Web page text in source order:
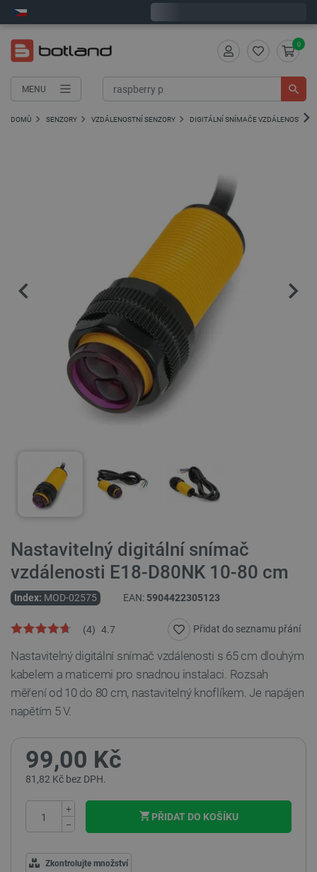
MENU
0
DOMŮ SENZORY VZDÁLENOSTNÍ SENZORY DIGITÁLNÍ SNÍMAČE VZDÁLENOSTI
Nastavitelný digitální snímač
vzdálenosti E18-D80NK 10-80 cm
Index: MOD-02575 EAN: 5904422305123
4.7
(4) Přidat do seznamu přání
Nastavitelný digitální snímač vzdálenosti s 65 cm dlouhým
kabelem a maticemi pro snadnou instalaci. Rozsah
měření od 10 do 80 cm, nastavitelný knoflíkem. Je napájen
napětím 5 V.
99,00 Kč
81,82 Kč bez DPH.
+
−
PŘIDAT DO KOŠÍKU
Zkontrolujte množství